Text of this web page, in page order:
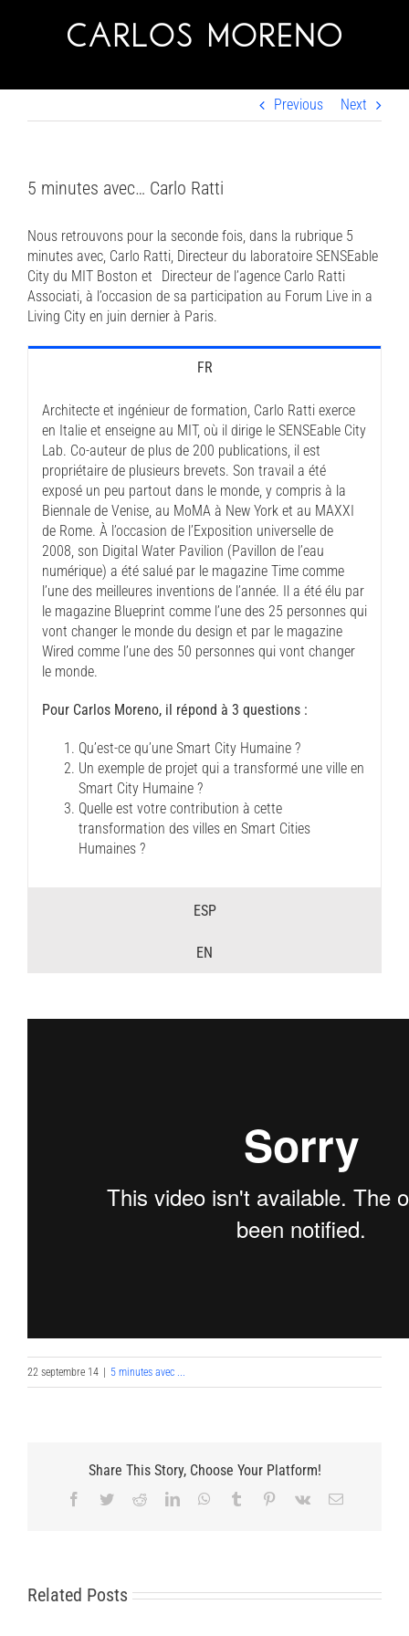
Previous Next
5 minutes avec… Carlo Ratti
Nous retrouvons pour la seconde fois, dans la rubrique 5
minutes avec, Carlo Ratti, Directeur du laboratoire SENSEable
City du MIT Boston et Directeur de l’agence Carlo Ratti
Associati, à l’occasion de sa participation au Forum Live in a
Living City en juin dernier à Paris.
FR
Architecte et ingénieur de formation, Carlo Ratti exerce
en Italie et enseigne au MIT, où il dirige le SENSEable City
Lab. Co-auteur de plus de 200 publications, il est
propriétaire de plusieurs brevets. Son travail a été
exposé un peu partout dans le monde, y compris à la
Biennale de Venise, au MoMA à New York et au MAXXI
de Rome. À l’occasion de l’Exposition universelle de
2008, son Digital Water Pavilion (Pavillon de l’eau
numérique) a été salué par le magazine Time comme
l’une des meilleures inventions de l’année. Il a été élu par
le magazine Blueprint comme l’une des 25 personnes qui
vont changer le monde du design et par le magazine
Wired comme l’une des 50 personnes qui vont changer
le monde.
Pour Carlos Moreno, il répond à 3 questions :
Qu’est-ce qu’une Smart City Humaine ?
Un exemple de projet qui a transformé une ville en
Smart City Humaine ?
Quelle est votre contribution à cette
transformation des villes en Smart Cities
Humaines ?
ESP
EN
22 septembre 14 5 minutes avec ...
Share This Story, Choose Your Platform!
Facebook
TwitterRedditLinkedInWhatsApp
Tumblr Pinterest
Vk Email
Related Posts